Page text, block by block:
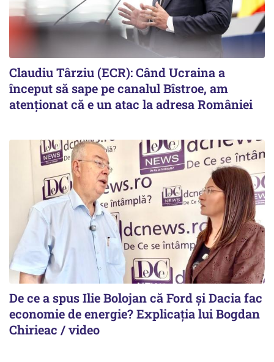
Claudiu Târziu (ECR): Când Ucraina a
început să sape pe canalul Bîstroe, am
atenționat că e un atac la adresa României
De ce a spus Ilie Bolojan că Ford și Dacia fac
economie de energie? Explicația lui Bogdan
Chirieac / video